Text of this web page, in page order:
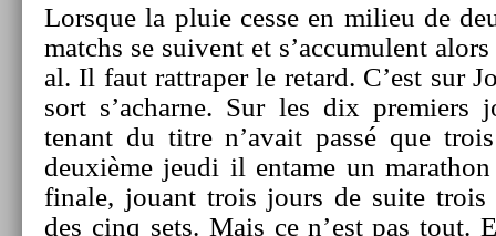
Lorsque la pluie cesse en milieu de
matchs se suivent et s’ac­cumulent
al. Il faut rattrap­er le re­tard. C’est sur
sort s’ac­harne. Sur les dix pre­mi­ers
tenant du titre n’avait passé que
deuxième jeudi il en­tame un
fin­ale, jouant trois jours de suite trois
des cinq sets. Mais ce n’est pas tout.